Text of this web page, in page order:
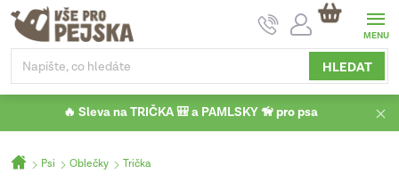
Přejít
obsah
HLEDAT
NÁKUPNÍ
KOŠÍK
🔥 Sleva na TRIČKA 🎒 a PAMLSKY 🦮 pro psa
Domů
Psi Oblečky Trička